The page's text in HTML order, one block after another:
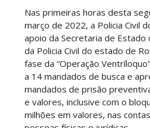
Nas primeiras horas desta
março de 2022, a Policia Civil
apoio da Secretaria de Estado
da Policia Civil do estado de
fase da “Operação
a 14 mandados de busca e
mandados de prisão
e valores, inclusive com o
milhões em valores, nas